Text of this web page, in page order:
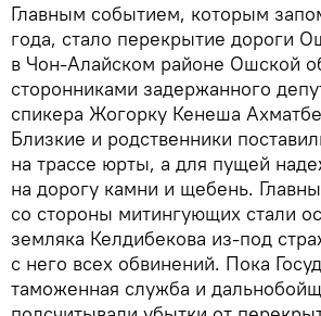
Главным событием, которым
года, стало перекрытие дороги
в Чон-Алайском районе Ошской
сторонниками задержанного
спикера Жогорку Кенеша
Близкие и родственники
на трассе юрты, а для пущей
на дорогу камни и щебень.
со стороны митингующих стали
земляка Келдибекова из-под
с него всех обвинений. Пока
таможенная служба и